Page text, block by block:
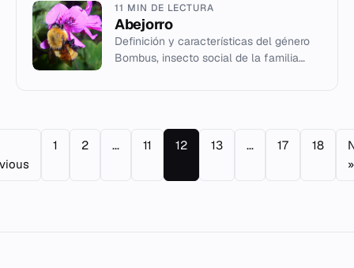
11 MIN DE LECTURA
Abejorro
Definición y características del género
Bombus, insecto social de la familia
1 2 ... 11 12 13 ... 17 18
»